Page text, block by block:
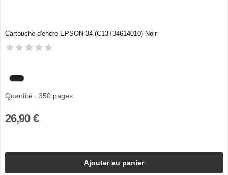
Cartouche d'encre EPSON 34 (C13T34614010) Noir
Quantité : 350 pages
26,90 €
Ajouter au panier